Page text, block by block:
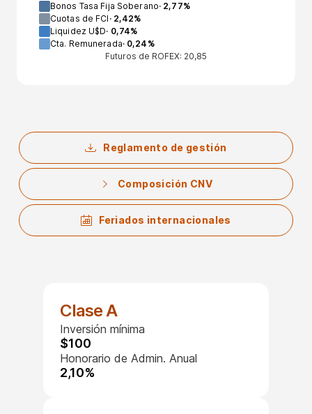
Bonos Tasa Fija Soberano· 2,77%
Cuotas de FCI · 2,42%
Liquidez U$D· 0,74%
Cta. Remunerada· 0,24 %
Futuros de ROFEX: 20,85
Reglamento de gestión
Composición CNV
Feriados internacionales
Clase A
Inversión mínima
$100
Honorario de Admin. Anual
2,10%